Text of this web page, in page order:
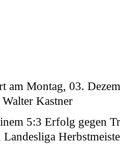
am Montag, 03.
Kastner
5:3 Erfolg gegen
Landesliga